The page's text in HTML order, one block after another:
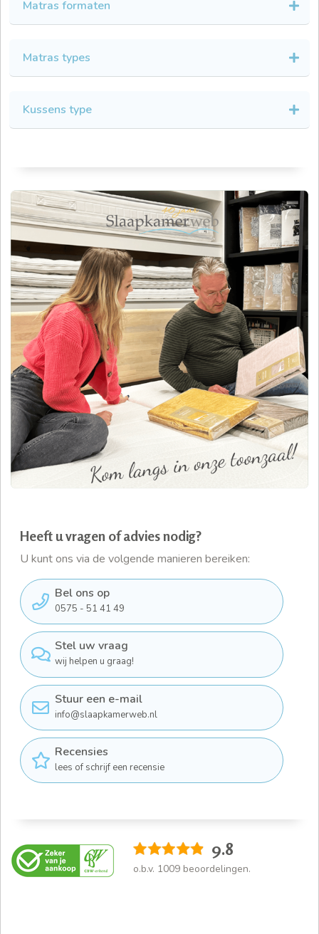
Heeft u vragen of advies nodig?
U kunt ons via de volgende manieren bereiken:
Bel ons op
0575 - 51 41 49
Stel uw vraag
wij helpen u graag!
Stuur een e-mail
info@slaapkamerweb.nl
Recensies
lees of schrijf een recensie
9.8
o.b.v. 1009 beoordelingen.
Matras formaten
Matras types
Kussens type